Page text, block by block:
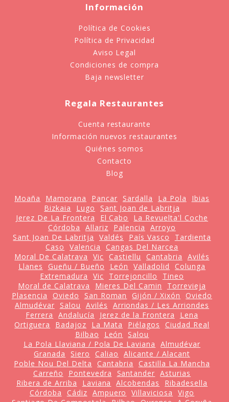
Información
Política de Cookies
Política de Privacidad
Aviso Legal
Condiciones de compra
Baja newsletter
Regala Restaurantes
Cuenta restaurante
Información nuevos restaurantes
Quiénes somos
Contacto
Blog
Moaña Mamorana Pancar Sardalla La Pola
Ibias
Bizkaia
Lugo
Sant Joan de Labritja
Jerez De La Frontera
El Cabo
La Revuelta'l Coche
Córdoba
Allariz Palencia
Arroyo
Sant Joan De Labritja
Valdés País Vasco
Tardienta
Caso
Valencia
Cangas Del Narcea
Moral De Calatrava
Vic Castiellu Cantabria
Avilés
Llanes
Gueñu / Bueño León Valladolid
Colunga
Extremadura
Vic Torrejoncillo
Tineo
Moral de Calatrava
Mieres Del Camin
Torrevieja
Plasencia
Oviedo San Roman Gijón / Xixón
Oviedo
Almudévar
Salou Avilés
Arriondas / Les Arriondes
Ferrera
Andalucía Jerez de la Frontera
Lena
Ortiguera
Badajoz La Mata Piélagos
Ciudad Real
Bilbao
León
Salou
La Pola Llaviana / Pola De Laviana
Almudévar
Granada
Siero Caliao
Alicante / Alacant
Poble Nou Del Delta
Cantabria
Castilla La Mancha
Carreño
Pontevedra Santander Asturias
Ribera de Arriba
Laviana Alcobendas
Ribadesella
Córdoba
Cádiz Ampuero Villaviciosa
Vigo